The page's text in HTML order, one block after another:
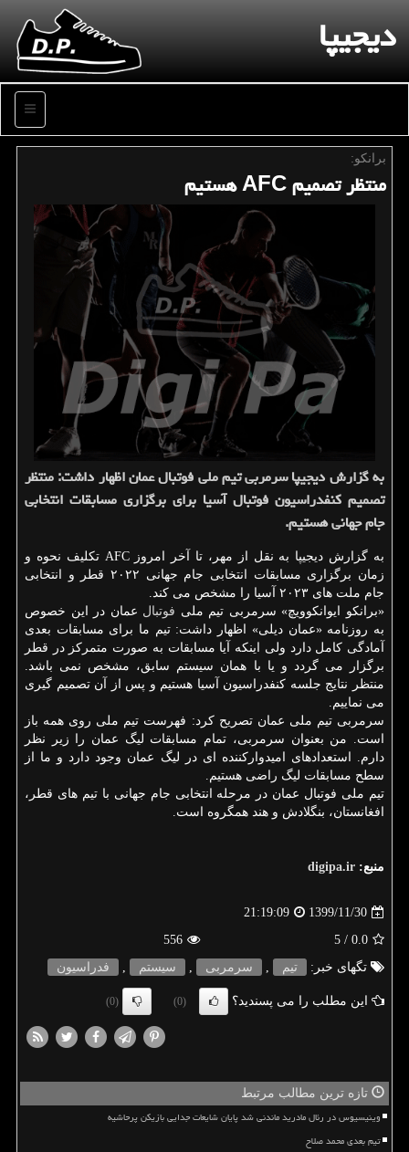
دیجیپا
منو
برانكو:
منتظر تصمیم AFC هستیم
به گزارش دیجیپا سرمربی تیم ملی فوتبال عمان اظهار داشت: منتظر
تصمیم کنفدراسیون فوتبال آسیا برای برگزاری مسابقات انتخابی
جام جهانی هستیم.
به گزارش دیجیپا به نقل از مهر، تا آخر امروز AFC تکلیف نحوه و
زمان برگزاری مسابقات انتخابی جام جهانی ۲۰۲۲ قطر و انتخابی
جام ملت های ۲۰۲۳ آسیا را مشخص می کند.
«برانکو ایوانکوویچ» سرمربی تیم ملی فوتبال عمان در این خصوص
به روزنامه «عمان دیلی» اظهار داشت: تیم ما برای مسابقات بعدی
آمادگی کامل دارد ولی اینکه آیا مسابقات به صورت متمرکز در قطر
برگزار می گردد و یا با همان سیستم سابق، مشخص نمی باشد.
منتظر نتایج جلسه کنفدراسیون آسیا هستیم و پس از آن تصمیم گیری
می نماییم.
سرمربی تیم ملی عمان تصریح کرد: فهرست تیم ملی روی همه باز
است. من بعنوان سرمربی، تمام مسابقات لیگ عمان را زیر نظر
دارم. استعدادهای امیدوارکننده ای در لیگ عمان وجود دارد و ما از
سطح مسابقات لیگ راضی هستیم.
تیم ملی فوتبال عمان در مرحله انتخابی جام جهانی با تیم های قطر،
افغانستان، بنگلادش و هند همگروه است.
منبع: digipa.ir
1399/11/30
21:19:09
0.0
/ 5
556
تگهای خبر:
تیم , سرمربی , سیستم , فدراسیون
این مطلب را می پسندید؟ (0)
(0)
تازه ترین مطالب مرتبط
وینیسیوس در رئال مادرید ماندنی شد پایان شایعات جدایی بازیکن پرحاشیه
تیم بعدی محمد صلاح